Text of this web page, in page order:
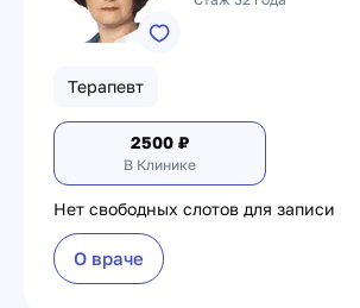
Терапевт
2500 ₽
В Клинике
Нет свободных слотов для записи
О враче